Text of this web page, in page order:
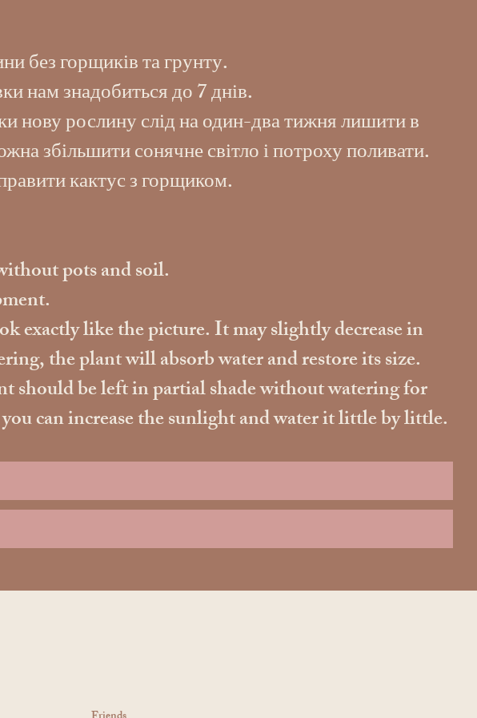
без горщиків та грунту.
нам знадобиться до 7 днів.
нову рослину слід на один-два тижня лишити в
збільшити сонячне світло і потроху поливати.
кактус з горщиком.
pots and soil.
exactly like the picture. It may slightly decrease in
the plant will absorb water and restore its size.
should be left in partial shade without watering for
can increase the sunlight and water it little by little.